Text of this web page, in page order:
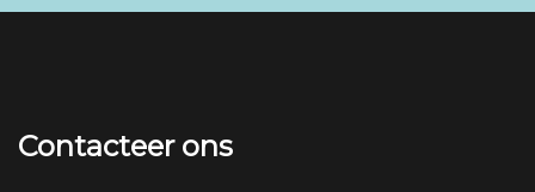
Contacteer ons